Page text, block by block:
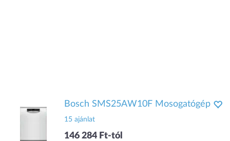
Bosch SMS25AW10F Mosogatógép
15 ajánlat
146 284 Ft-tól